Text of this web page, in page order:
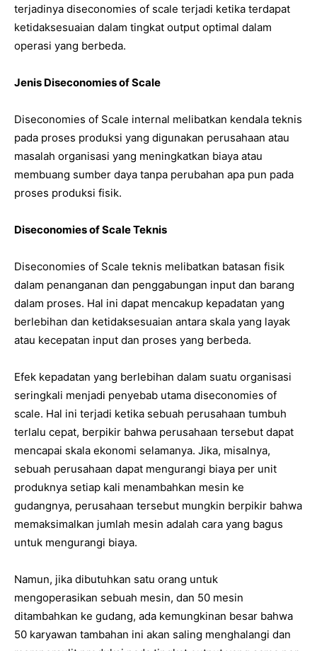
terjadinya diseconomies of scale terjadi ketika terdapat
ketidaksesuaian dalam tingkat output optimal dalam
operasi yang berbeda.
Jenis Diseconomies of Scale
Diseconomies of Scale internal melibatkan kendala teknis
pada proses produksi yang digunakan perusahaan atau
masalah organisasi yang meningkatkan biaya atau
membuang sumber daya tanpa perubahan apa pun pada
proses produksi fisik.
Diseconomies of Scale Teknis
Diseconomies of Scale teknis melibatkan batasan fisik
dalam penanganan dan penggabungan input dan barang
dalam proses. Hal ini dapat mencakup kepadatan yang
berlebihan dan ketidaksesuaian antara skala yang layak
atau kecepatan input dan proses yang berbeda.
Efek kepadatan yang berlebihan dalam suatu organisasi
seringkali menjadi penyebab utama diseconomies of
scale. Hal ini terjadi ketika sebuah perusahaan tumbuh
terlalu cepat, berpikir bahwa perusahaan tersebut dapat
mencapai skala ekonomi selamanya. Jika, misalnya,
sebuah perusahaan dapat mengurangi biaya per unit
produknya setiap kali menambahkan mesin ke
gudangnya, perusahaan tersebut mungkin berpikir bahwa
memaksimalkan jumlah mesin adalah cara yang bagus
untuk mengurangi biaya.
Namun, jika dibutuhkan satu orang untuk
mengoperasikan sebuah mesin, dan 50 mesin
ditambahkan ke gudang, ada kemungkinan besar bahwa
50 karyawan tambahan ini akan saling menghalangi dan